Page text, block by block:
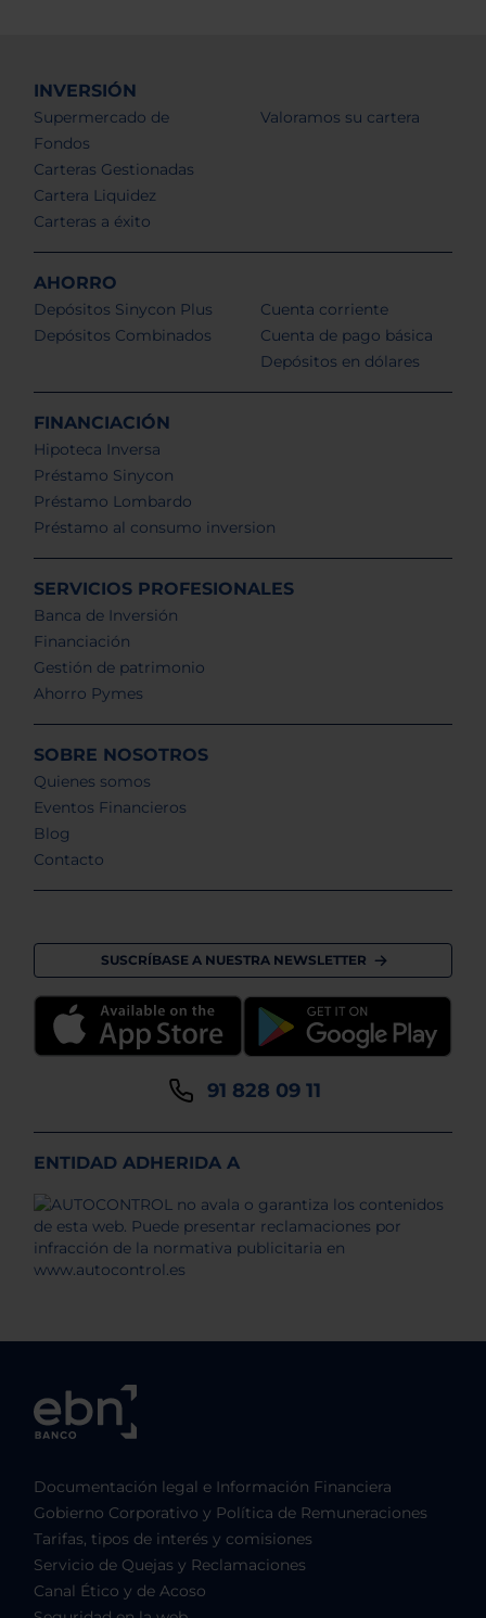
INVERSIÓN
Supermercado de
Fondos
Carteras Gestionadas
Cartera Liquidez
Carteras a éxito
Valoramos su cartera
AHORRO
Depósitos Sinycon Plus
Depósitos Combinados
Cuenta corriente
Cuenta de pago básica
Depósitos en dólares
FINANCIACIÓN
Hipoteca Inversa
Préstamo Sinycon
Préstamo Lombardo
Préstamo al consumo inversion
SERVICIOS PROFESIONALES
Banca de Inversión
Financiación
Gestión de patrimonio
Ahorro Pymes
SOBRE NOSOTROS
Quienes somos
Eventos Financieros
Blog
Contacto
SUSCRÍBASE A NUESTRA NEWSLETTER
91 828 09 11
ENTIDAD ADHERIDA A
Documentación legal e Información Financiera
Gobierno Corporativo y Política de Remuneraciones
Tarifas, tipos de interés y comisiones
Servicio de Quejas y Reclamaciones
Canal Ético y de Acoso